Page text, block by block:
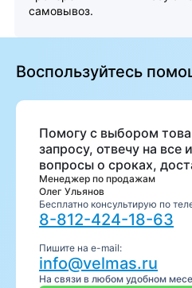
самовывоз.
Воспользуйтесь
Помогу с выбором
запросу, отвечу на все
вопросы о сроках,
Менеджер по продажам
Олег Ульянов
Бесплатно консультирую по
8-812-424-18-63
Пишите на e-mail:
info@velmas.ru
На связи в любом удобном